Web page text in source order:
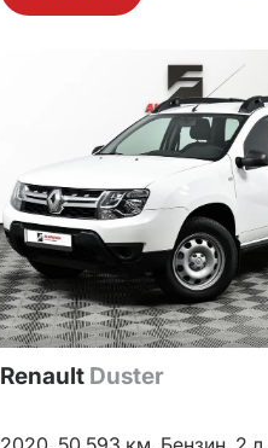
Renault Duster